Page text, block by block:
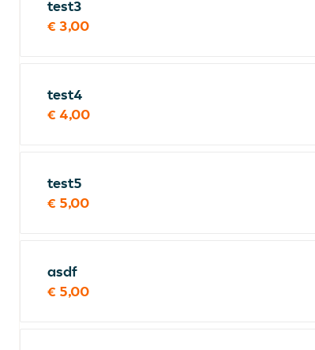
test3
€ 3,00
test4
€ 4,00
test5
€ 5,00
asdf
€ 5,00